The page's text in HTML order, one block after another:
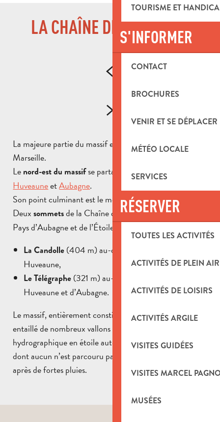
TOURISME ET
S'INFORMER
CONTACT
BROCHURES
VENIR ET SE DÉPLACER
MÉTÉO LOCALE
SERVICES
RÉSERVER
TOUTES LES ACTIVITÉS
ACTIVITÉS DE PLEIN AIR
ACTIVITÉS DE LOISIRS
ACTIVITÉS ARGILE
VISITES GUIDÉES
VISITES MARCEL
MUSÉES
LA CHAÎNE DE SAINT-CYR
La majeure partie du massif est situé sur la commune de
Marseille.
Le nord-est du massifse partage entreLa Penne-sur-
HuveauneetAubagne.
Son point culminant est le mont Carpiagne (646 m).
Deuxsommetsde la Chaîne de Saint-Cyr sont situés en
Pays d’Aubagne et de l’Étoile :
La Candolle (404 m) au-dessus de La Penne-sur-
Huveaune,
Le Télégraphe (321 m) au-dessus de La Penne-sur-
Huveaune et d’Aubagne.
Le massif, entièrement constitué de roches calcaires, est
entaillé de nombreux vallons qui évoquent un réseau
hydrographique en étoile autour des sommets, mais
dont aucun n’est parcouru par un cours d’eau, sauf
après de fortes pluies.